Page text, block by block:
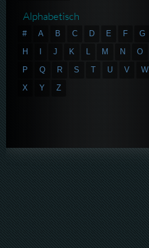
Alphabetisch
# A B C D E F
G
H
J K L M N
O
P
Q R S T U V
W
X
Y Z